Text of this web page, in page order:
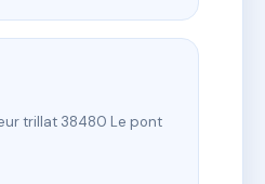
trillat 38480 Le pont